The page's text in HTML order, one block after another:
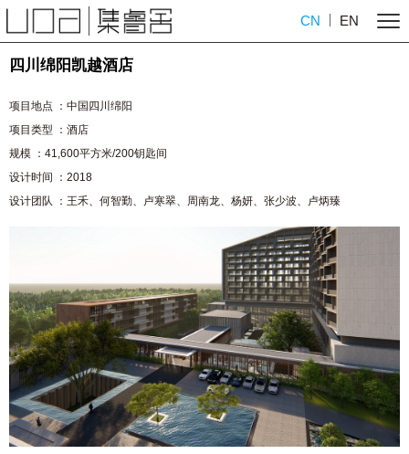
CN EN
四川绵阳凯越酒店
项目地点 ：中国四川绵阳
项目类型 ：酒店
规模 ：41,600平方米/200钥匙间
设计时间 ：2018
设计团队 ：王禾、何智勤、卢寒翠、周南龙、杨妍、 张少波、卢炳臻